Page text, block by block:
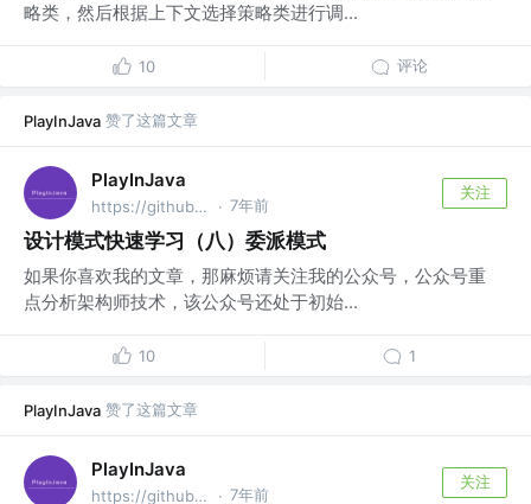
略类，然后根据上下文选择策略类进行调...
10 评论
PlayInJava 赞了这篇文章
PlayInJava
https://github.com/fantj2016/java-reader @alibaba · 7年前
关注
设计模式快速学习（八）委派模式
如果你喜欢我的文章，那麻烦请关注我的公众号，公众号重
点分析架构师技术，该公众号还处于初始...
10 1
PlayInJava 赞了这篇文章
PlayInJava
https://github.com/fantj2016/java-reader @alibaba · 7年前
关注